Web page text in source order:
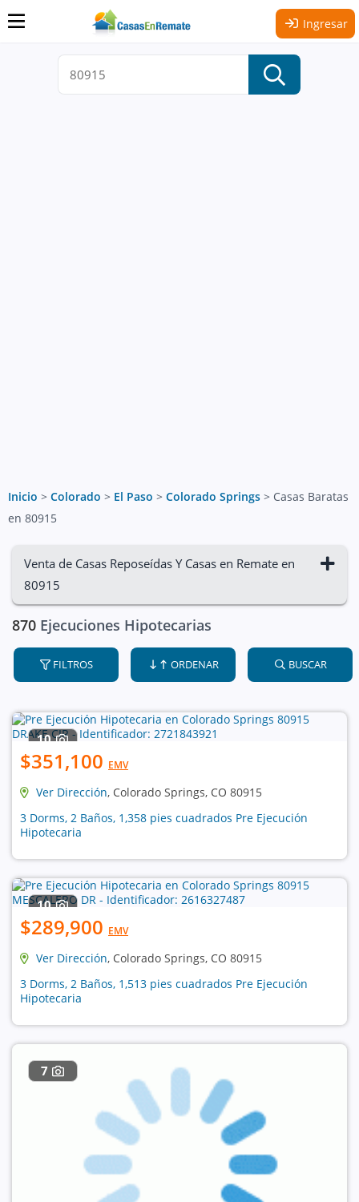
Ingresar
Inicio > Colorado > El Paso > Colorado Springs > Casas Baratas
en 80915
Venta de Casas Reposeídas Y Casas en Remate en
80915
870 Ejecuciones Hipotecarias
FILTROS ORDENAR BUSCAR
10
$351,100 EMV
Ver Dirección, Colorado Springs, CO 80915
3 Dorms, 2 Baños, 1,358 pies cuadrados Pre Ejecución
Hipotecaria
10
$289,900 EMV
Ver Dirección, Colorado Springs, CO 80915
3 Dorms, 2 Baños, 1,513 pies cuadrados Pre Ejecución
Hipotecaria
7